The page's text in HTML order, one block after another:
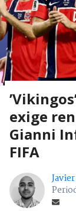
exige
Gianni
FIFA